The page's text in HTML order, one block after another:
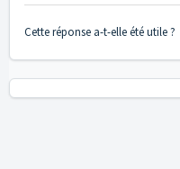
Cette réponse a-t-elle été utile ?